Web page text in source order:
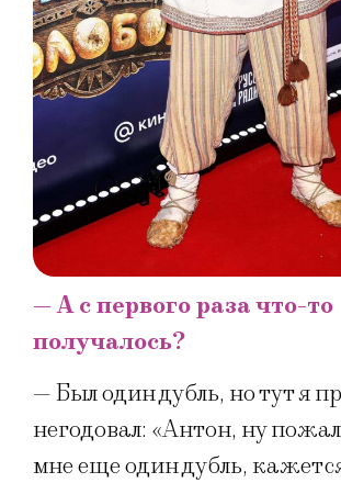
— А с первого раза что-то
получалось?
— Был один дубль, но тут я
негодовал: «Антон, ну
мне еще один дубль,